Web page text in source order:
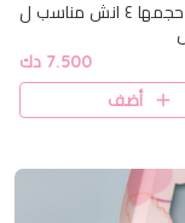
ميني كيك حجمها ٤ انش مناسب ل
7.500 دك
أضف